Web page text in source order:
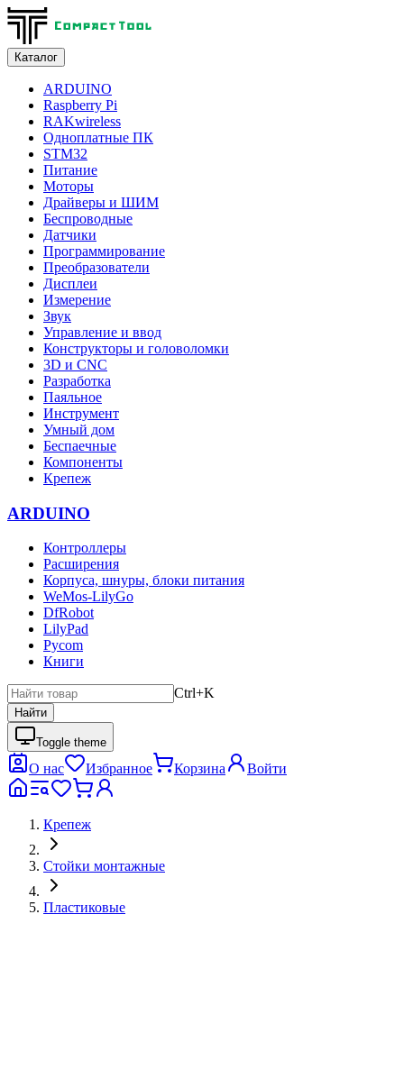
Каталог
ARDUINO
Raspberry Pi
RAKwireless
Одноплатные ПК
STM32
Питание
Моторы
Драйверы и ШИМ
Беспроводные
Датчики
Программирование
Преобразователи
Дисплеи
Измерение
Звук
Управление и ввод
Конструкторы и головоломки
3D и CNC
Разработка
Паяльное
Инструмент
Умный дом
Беспаечные
Компоненты
Крепеж
ARDUINO
Контроллеры
Расширения
Корпуса, шнуры, блоки питания
WeMos-LilyGo
DfRobot
LilyPad
Pycom
Книги
Ctrl+K
Найти
Toggle theme
О нас Избранное Корзина Войти
Крепеж
Стойки монтажные
Пластиковые